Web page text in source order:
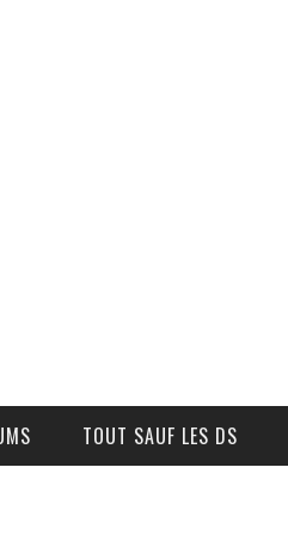
TOUT SAUF LES DS